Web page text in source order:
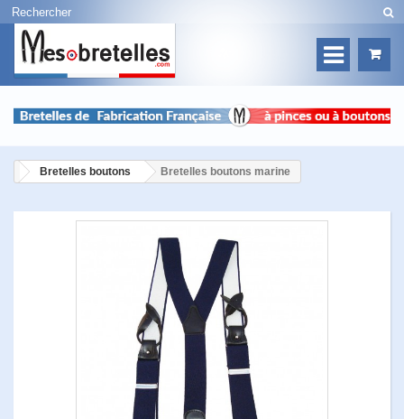
Bretelles boutons Bretelles boutons marine